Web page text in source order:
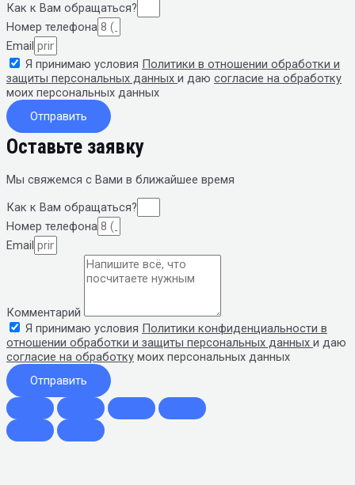
Как к Вам обращаться?
Номер телефона
Email
Я принимаю условия Политики в отношении обработки и
защиты персональных данных и даю согласие на обработку
моих персональных данных
Отправить
Оставьте заявку
Мы свяжемся с Вами в ближайшее время
Как к Вам обращаться?
Номер телефона
Email
Комментарий
Я принимаю условия Политики конфиденциальности в
отношении обработки и защиты персональных данных и даю
согласие на обработку моих персональных данных
Отправить